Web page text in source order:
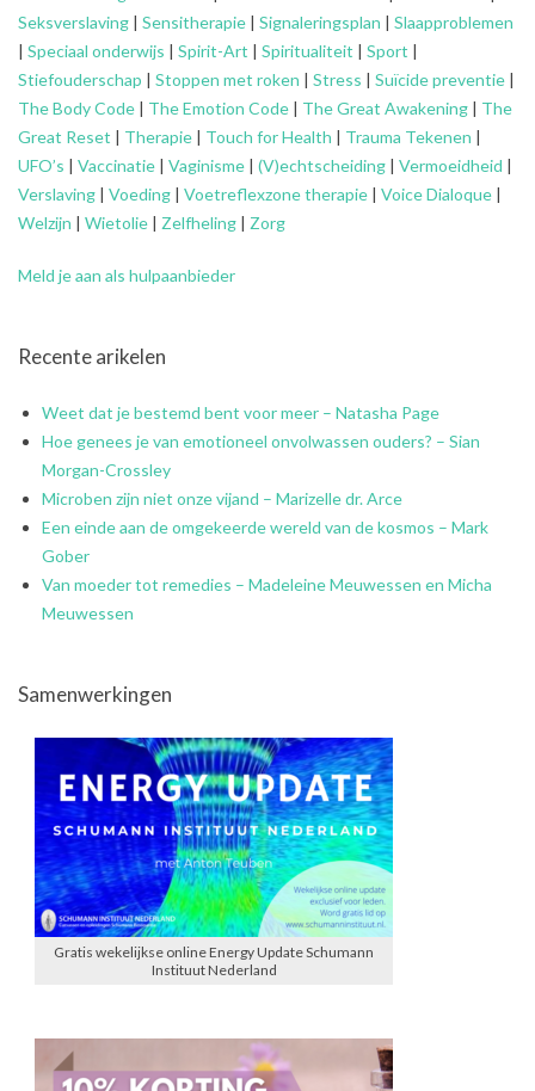
Seksverslaving | Sensitherapie | Signaleringsplan | Slaapproblemen
| Speciaal onderwijs | Spirit-Art | Spiritualiteit | Sport |
Stiefouderschap | Stoppen met roken | Stress | Suïcide preventie |
The Body Code | The Emotion Code | The Great Awakening | The
Great Reset | Therapie | Touch for Health | Trauma Tekenen |
UFO’s | Vaccinatie | Vaginisme | (V)echtscheiding | Vermoeidheid |
Verslaving | Voeding | Voetreflexzone therapie | Voice Dialoque |
Welzijn | Wietolie | Zelfheling | Zorg
Meld je aan als hulpaanbieder
Recente arikelen
Weet dat je bestemd bent voor meer – Natasha Page
Hoe genees je van emotioneel onvolwassen ouders? – Sian
Morgan-Crossley
Microben zijn niet onze vijand – Marizelle dr. Arce
Een einde aan de omgekeerde wereld van de kosmos – Mark
Gober
Van moeder tot remedies – Madeleine Meuwessen en Micha
Meuwessen
Samenwerkingen
Gratis wekelijkse online Energy Update Schumann
Instituut Nederland